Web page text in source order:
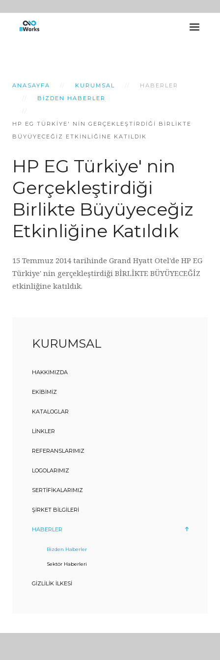
ANASAYFA KURUMSAL
HABERLER
BIZDEN HABERLER
HP EG TÜRKIYE' NIN GERÇEKLEŞTIRDIĞI BIRLIKTE
BÜYÜYECEĞIZ ETKINLIĞINE KATILDIK
HP EG Türkiye' nin
Gerçekleştirdiği
Birlikte Büyüyeceğiz
Etkinliğine Katıldık
15 Temmuz 2014 tarihinde Grand Hyatt Otel'de HP EG
Türkiye' nin gerçekleştirdiği BİRLİKTE BÜYÜYECEĞİZ
etkinliğine katıldık.
KURUMSAL
HAKKIMIZDA
EKIBIMIZ
KATALOGLAR
LINKLER
REFERANSLARIMIZ
LOGOLARIMIZ
SERTIFIKALARIMIZ
ŞIRKET BILGILERI
HABERLER
Bizden Haberler
Sektör Haberleri
GIZLILIK İLKESI